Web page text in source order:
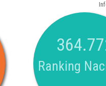
Ranking